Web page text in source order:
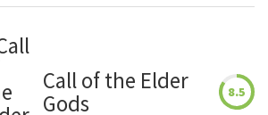
Call of the Elder
Gods
8.5